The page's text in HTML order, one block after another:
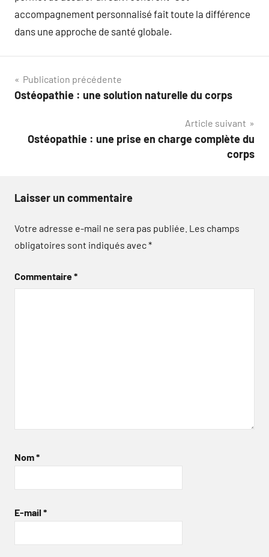
accompagnement personnalisé fait toute la différence
dans une approche de santé globale.
Navigation
de
Publication précédente
Ostéopathie : une solution naturelle du corps
Article suivant
Ostéopathie : une prise en charge complète du
corps
Laisser un commentaire
Votre adresse e-mail ne sera pas publiée. Les champs
obligatoires sont indiqués avec*
Commentaire*
Nom*
E-mail *